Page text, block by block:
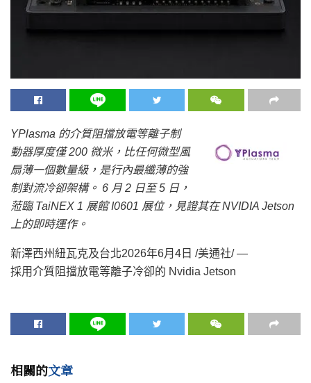
YPlasma 的介質阻擋放電等離子制
動器厚度僅 200 微米，比任何微型風
扇薄一個數量級，是行內最纖薄的強
制對流冷卻架構。 6 月 2 日至 5 日，
蒞臨 TaiNEX 1 展館 I0601 展位，見證其在 NVIDIA Jetson
上的即時運作。
新澤西州紐瓦克及台北2026年6月4日 /美通社/ —
採用介質阻擋放電等離子冷卻的 Nvidia Jetson
相關的文章